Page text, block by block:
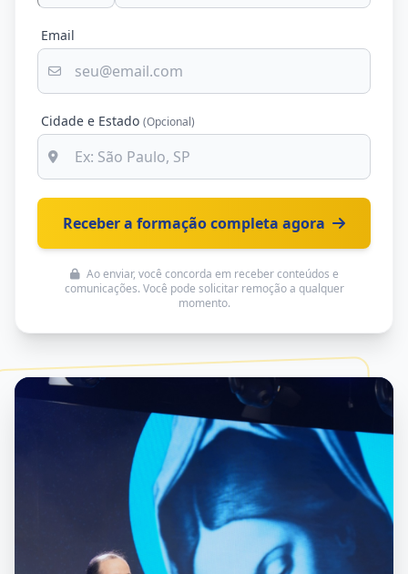
Email
Cidade e Estado (Opcional)
Receber a formação completa agora
Ao enviar, você concorda em receber conteúdos e
comunicações. Você pode solicitar remoção a qualquer
momento.